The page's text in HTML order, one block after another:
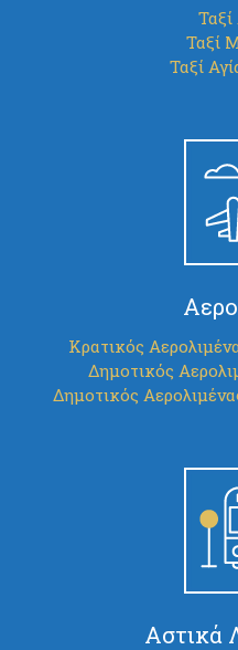
Ταξί
Ταξί
Ταξί
Κρατικός
Δημοτικός
Δημοτικός
Αστικά